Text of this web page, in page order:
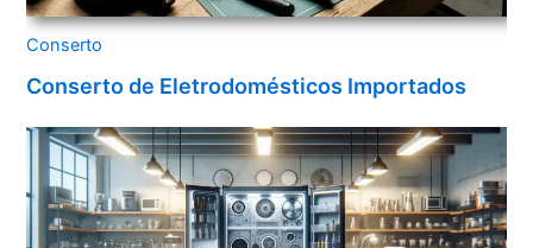
Conserto
Conserto de Eletrodomésticos Importados